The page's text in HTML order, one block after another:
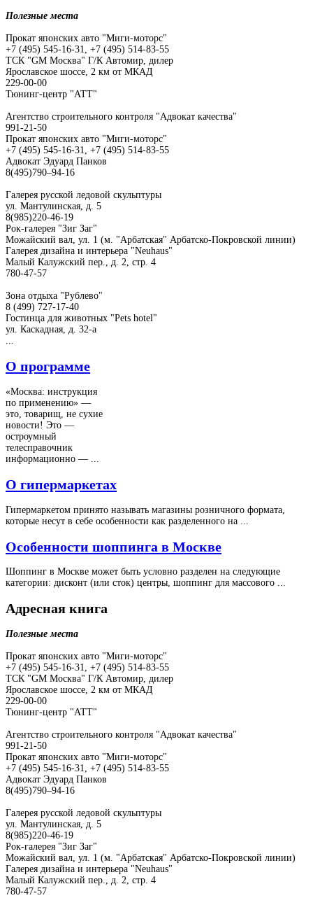
Полезные места
Прокат японских авто "Миги-моторс"
+7 (495) 545-16-31, +7 (495) 514-83-55
ТСК "GM Москва" Г/К Автомир, дилер
Ярославское шоссе, 2 км от МКАД
229-00-00
Тюнинг-центр "АТТ"
Агентство строительного контроля "Адвокат качества"
991-21-50
Прокат японских авто "Миги-моторс"
+7 (495) 545-16-31, +7 (495) 514-83-55
Адвокат Эдуард Панков
8(495)790–94-16
Галерея русской ледовой скульптуры
ул. Мантулинская, д. 5
8(985)220-46-19
Рок-галерея "Зиг Заг"
Можайский вал, ул. 1 (м. "Арбатская" Арбатско-Покровской линии)
Галерея дизайна и интерьера "Neuhaus"
Малый Калужский пер., д. 2, стр. 4
780-47-57
Зона отдыха "Рублево"
8 (499) 727-17-40
Гостинца для животных "Рets hotel"
ул. Каскадная, д. 32-а
О программе
«Москва: инструкция
по применению» —
это, товарищ, не сухие
новости! Это —
остроумный
телесправочник
информационно — ...
О гипермаркетах
Гипермаркетом принято называть магазины розничного формата,
которые несут в себе особенности как разделенного на ...
Особенности шоппинга в Москве
Шоппинг в Москве может быть условно разделен на следующие
категории: дисконт (или сток) центры, шоппинг для массового ...
Адресная книга
Полезные места
Прокат японских авто "Миги-моторс"
+7 (495) 545-16-31, +7 (495) 514-83-55
ТСК "GM Москва" Г/К Автомир, дилер
Ярославское шоссе, 2 км от МКАД
229-00-00
Тюнинг-центр "АТТ"
Агентство строительного контроля "Адвокат качества"
991-21-50
Прокат японских авто "Миги-моторс"
+7 (495) 545-16-31, +7 (495) 514-83-55
Адвокат Эдуард Панков
8(495)790–94-16
Галерея русской ледовой скульптуры
ул. Мантулинская, д. 5
8(985)220-46-19
Рок-галерея "Зиг Заг"
Можайский вал, ул. 1 (м. "Арбатская" Арбатско-Покровской линии)
Галерея дизайна и интерьера "Neuhaus"
Малый Калужский пер., д. 2, стр. 4
780-47-57